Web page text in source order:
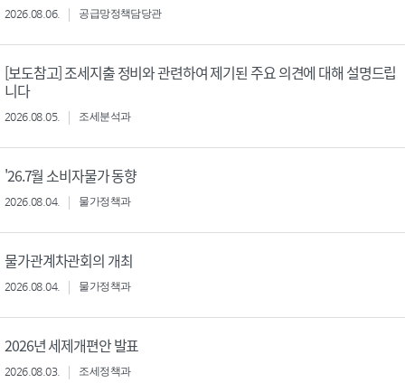
2026.08.06. 공급망정책담당관
[보도참고] 조세지출 정비와 관련하여 제기된 주요 의견에 대해 설명드립
니다
2026.08.05. 조세분석과
'26.7월 소비자물가 동향
2026.08.04. 물가정책과
물가관계차관회의 개최
2026.08.04. 물가정책과
2026년 세제개편안 발표
2026.08.03. 조세정책과